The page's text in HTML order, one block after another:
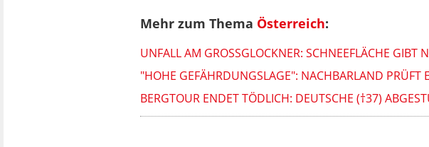
Mehr zum Thema Österreich:
UNFALL AM GROSSGLOCKNER: SCHNEEFLÄCHE GIBT
"HOHE GEFÄHRDUNGSLAGE": NACHBARLAND PRÜFT
BERGTOUR ENDET TÖDLICH: DEUTSCHE (†37)